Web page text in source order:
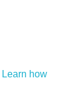
Learn how